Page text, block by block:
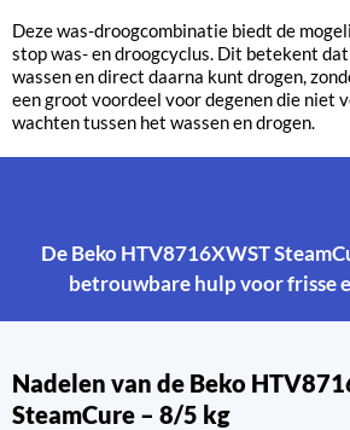
Deze was-droogcombinatie biedt de
stop was- en droogcyclus. Dit betekent
wassen en direct daarna kunt drogen,
een groot voordeel voor degenen die niet
wachten tussen het wassen en drogen.
De Beko HTV8716XWST SteamCure - 8/5kg, jouw
betrouwbare hulp voor frisse
Nadelen van de Beko HTV8716XWST
SteamCure – 8/5 kg